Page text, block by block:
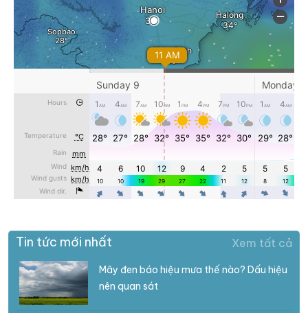
Tin tức mới nhất Xem tất cả
Mây đen báo hiệu mưa thế nào? Dấu hiệu
nên quan sát